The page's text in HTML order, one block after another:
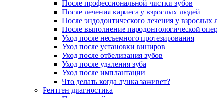
После профессиональной чистки зубов
После лечения кариеса у взрослых людей
После эндодонтического лечения у взрослых
После выполнение пародонтологической
Уход после несъемного протезирования
Уход после установки виниров
Уход после отбеливания зубов
Уход после удаления зуба
Уход после имплантации
Что делать когда лунка заживет?
Рентген диагностика